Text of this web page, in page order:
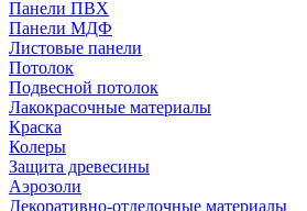
Панели ПВХ
Панели МДФ
Листовые панели
Потолок
Подвесной потолок
Лакокрасочные материалы
Краска
Колеры
Защита древесины
Аэрозоли
Декоративно-отделочные материалы